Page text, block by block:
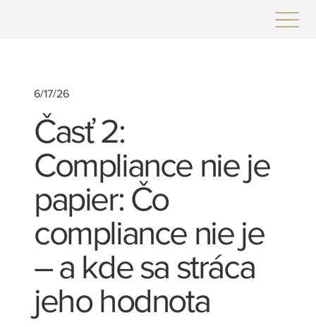
6/17/26
Časť 2:
Compliance nie je
papier: Čo
compliance nie je
– a kde sa stráca
jeho hodnota